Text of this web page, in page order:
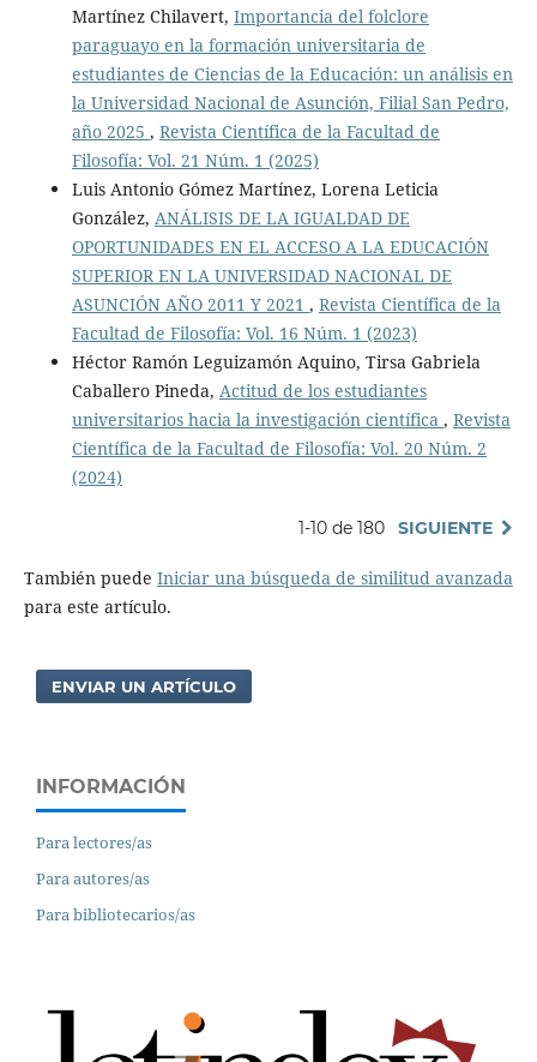
Martínez Chilavert, Importancia del folclore
paraguayo en la formación universitaria de
estudiantes de Ciencias de la Educación: un análisis en
la Universidad Nacional de Asunción, Filial San Pedro,
año 2025 , Revista Científica de la Facultad de
Filosofía: Vol. 21 Núm. 1 (2025)
Luis Antonio Gómez Martínez, Lorena Leticia
González, ANÁLISIS DE LA IGUALDAD DE
OPORTUNIDADES EN EL ACCESO A LA EDUCACIÓN
SUPERIOR EN LA UNIVERSIDAD NACIONAL DE
ASUNCIÓN AÑO 2011 Y 2021 , Revista Científica de la
Facultad de Filosofía: Vol. 16 Núm. 1 (2023)
Héctor Ramón Leguizamón Aquino, Tirsa Gabriela
Caballero Pineda, Actitud de los estudiantes
universitarios hacia la investigación científica , Revista
Científica de la Facultad de Filosofía: Vol. 20 Núm. 2
(2024)
1-10 de 180 SIGUIENTE
También puede Iniciar una búsqueda de similitud avanzada
para este artículo.
ENVIAR UN ARTÍCULO
INFORMACIÓN
Para lectores/as
Para autores/as
Para bibliotecarios/as